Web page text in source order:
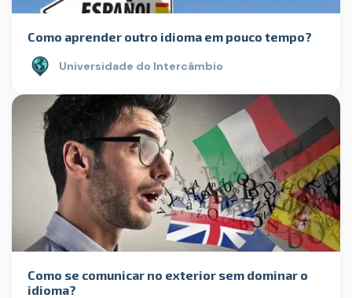
Como aprender outro idioma em pouco tempo?
Universidade do Intercâmbio
Como se comunicar no exterior sem dominar o
idioma?